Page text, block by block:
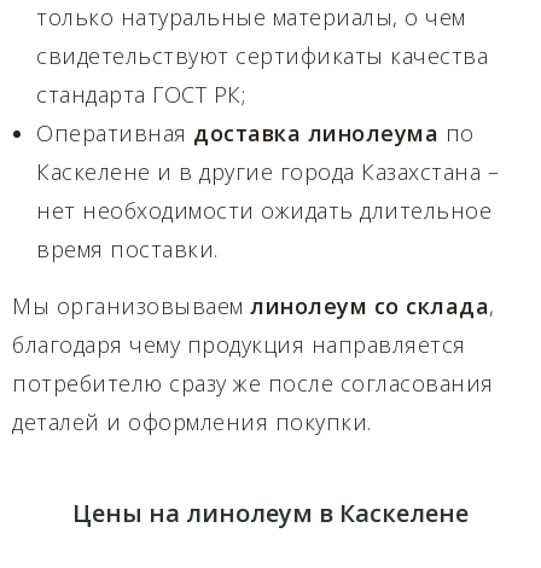
только натуральные материалы, о чем
свидетельствуют сертификаты качества
стандарта ГОСТ РК;
Оперативная доставка линолеума по
Каскелене и в другие города Казахстана –
нет необходимости ожидать длительное
время поставки.
Мы организовываем линолеум со склада,
благодаря чему продукция направляется
потребителю сразу же после согласования
деталей и оформления покупки.
Цены на линолеум в Каскелене